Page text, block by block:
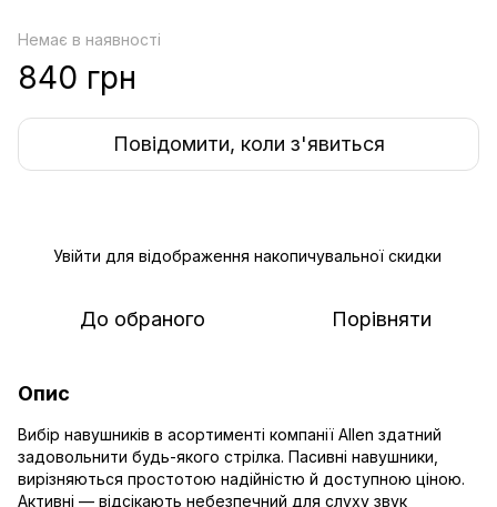
Немає в наявності
840 грн
Повідомити, коли з'явиться
Увійти для відображення накопичувальної скидки
До обраного Порівняти
Опис
Вибір навушників в асортименті компанії Allen здатний
задовольнити будь-якого стрілка. Пасивні навушники,
вирізняються простотою надійністю й доступною ціною.
Активні — відсікають небезпечний для слуху звук